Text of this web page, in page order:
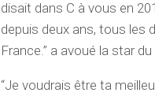
disait dans C à vous en
depuis deux ans, tous les
France.” a avoué la star du
“Je voudrais être ta